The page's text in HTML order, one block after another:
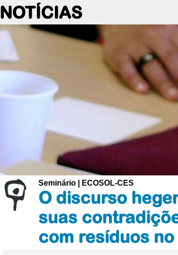
NOTÍCIAS
Seminário | ECOSOL-CES
O discurso
suas
com resíduos